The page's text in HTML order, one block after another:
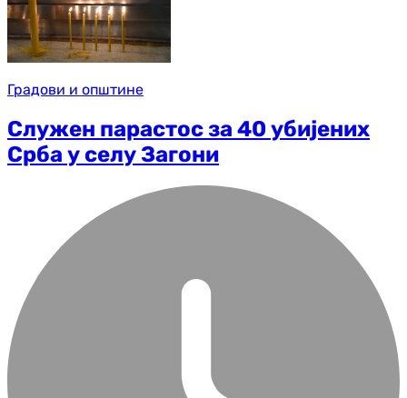
Градови и општине
Служен парастос за 40 убијених
Срба у селу Загони